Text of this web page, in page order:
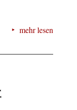
mehr lesen